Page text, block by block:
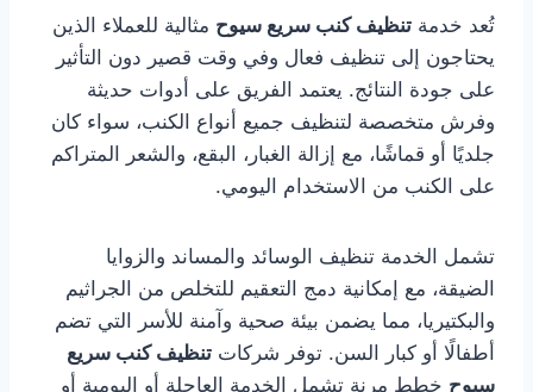
تُعد خدمة تنظيف كنب سريع سيوح مثالية للعملاء الذين
يحتاجون إلى تنظيف فعال وفي وقت قصير دون التأثير
على جودة النتائج. يعتمد الفريق على أدوات حديثة
وفرش متخصصة لتنظيف جميع أنواع الكنب، سواء كان
جلديًا أو قماشًا، مع إزالة الغبار، البقع، والشعر المتراكم
على الكنب من الاستخدام اليومي.
تشمل الخدمة تنظيف الوسائد والمساند والزوايا
الضيقة، مع إمكانية دمج التعقيم للتخلص من الجراثيم
والبكتيريا، مما يضمن بيئة صحية وآمنة للأسر التي تضم
أطفالًا أو كبار السن. توفر شركات تنظيف كنب سريع
سيوح خطط مرنة تشمل الخدمة العاجلة أو اليومية أو